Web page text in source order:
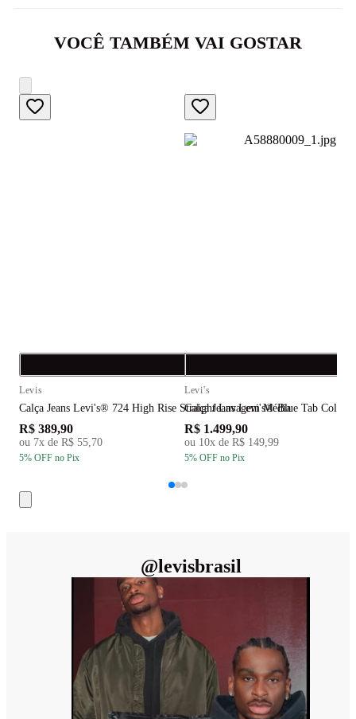
VOCÊ TAMBÉM VAI GOSTAR
Levis
Calça Jeans Levi's® 724 High Rise Straight Lavagem Média
R$ 389,90
ou 7x de R$ 55,70
5% OFF no Pix
Levi's
Calça Jeans Levi's® Blue Tab
R$ 1.499,90
ou 10x de R$ 149,99
5% OFF no Pix
@levisbrasil